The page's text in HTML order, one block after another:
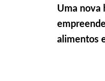
Uma nova
alimentos